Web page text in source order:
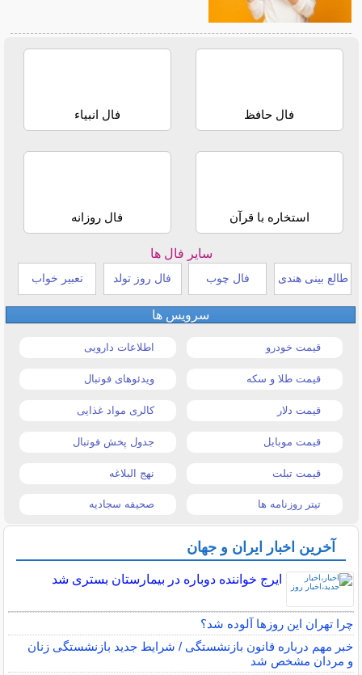
فال حافظ فال انبیاء
استخاره با قرآن فال روزانه
سایر فال ها
طالع بینی هندی فال چوب فال روز تولد تعبیر خواب
سرویس ها
قیمت خودرو اطلاعات دارویی
قیمت طلا و سکه ویدئوهای فوتبال
قیمت دلار کالری مواد غذایی
قیمت موبایل جدول پخش فوتبال
قیمت تبلت نهج البلاغه
تیتر روزنامه ها صحیفه سجادیه
آخرین اخبار ایران و جهان
ایرج خواننده دوباره در بیمارستان بستری شد
چرا تهران این روزها آلوده شد؟
خبر مهم درباره قانون بازنشستگی / شرایط جدید بازنشستگی زنان
و مردان مشخص شد